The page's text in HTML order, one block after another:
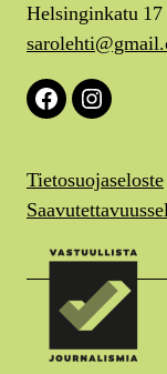
Helsinginkatu
FacebookInstagram
Tietosuojaseloste